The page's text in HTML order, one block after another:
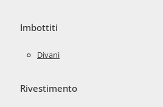
Imbottiti
Divani
Rivestimento